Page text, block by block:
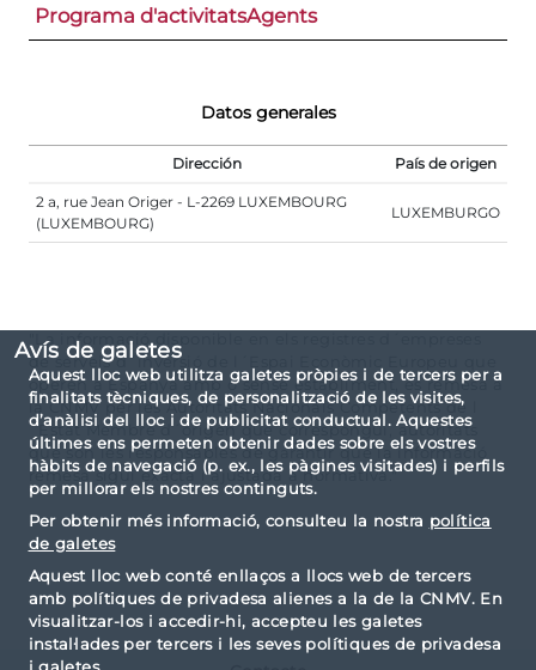
Avís de galetes
Aquest lloc web utilitza galetes pròpies i de tercers per a
finalitats tècniques, de personalització de les visites,
d’anàlisi del lloc i de publicitat conductual. Aquestes
últimes ens permeten obtenir dades sobre els vostres
hàbits de navegació (p. ex., les pàgines visitades) i perfils
per millorar els nostres continguts.
Per obtenir més informació, consulteu la nostra política
de galetes
Aquest lloc web conté enllaços a llocs web de tercers
amb polítiques de privadesa alienes a la de la CNMV. En
visualitzar-los i accedir-hi, accepteu les galetes
instal·lades per tercers i les seves polítiques de privadesa
Programa d'activitatsAgents
Datos generales
Dirección País de origen
2 a, rue Jean Origer - L-2269 LUXEMBOURG
(LUXEMBOURG)
LUXEMBURGO
"La informació disponible en els registres d´empreses
de serveis d´inversió de l´Espai Econòmic Europeu que
operen a Espanya amb o sense establiment, és remesa a
la CNMV per les Autoritats Nacionals Competents de l
´Estat Membre d´origen que correspongui, autoritats
que són les responsables de garantir que la informació
remesa sigui exacta i ajustada a normativa."